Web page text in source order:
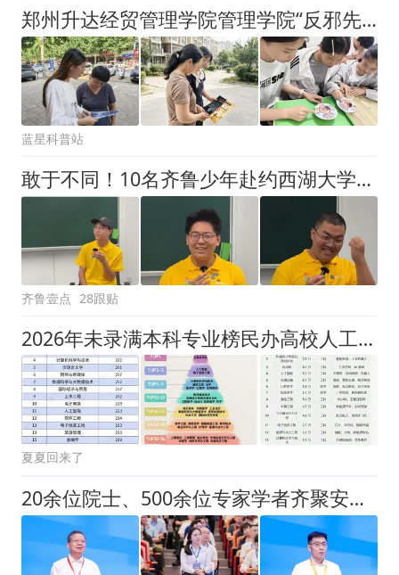
郑州升达经贸管理学院管理学院“反邪先锋”宣讲团开展暑期反邪教社会实践活动
蓝星科普站
敢于不同！10名齐鲁少年赴约西湖大学！他们是谁？为何而选？
齐鲁壹点 28跟贴
2026年未录满本科专业榜民办高校人工智能专业上榜，为何热门专业也招不满学生？背后是怎样的报考逻辑？
夏夏回来了
20余位院士、500余位专家学者齐聚安徽理工大学！